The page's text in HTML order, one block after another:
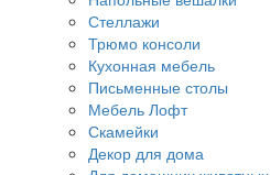
Стеллажи
Трюмо консоли
Кухонная мебель
Письменные столы
Мебель Лофт
Скамейки
Декор для дома